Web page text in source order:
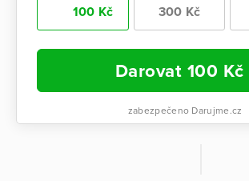
100 Kč 300 Kč
Darovat 100 Kč
zabezpečeno Darujme.cz